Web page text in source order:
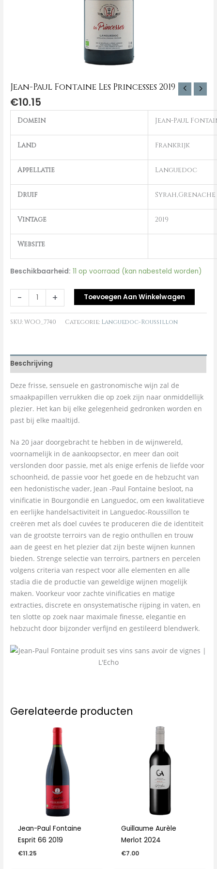
Jean-Paul Fontaine Les Princesses 2019
€10.15
Domein Jean-Paul
Land Frankrijk
Appellatie Languedoc
Druif Syrah,Grenache
Vintage 2019
Website
Beschikbaarheid: 11 op voorraad (kan nabesteld worden)
- + Toevoegen Aan Winkelwagen
SKU:WOO_7740 Categorie: Languedoc-Roussillon
Beschrijving
Deze frisse, sensuele en gastronomische wijn zal de
smaakpapillen verrukken die op zoek zijn naar onmiddellijk
plezier. Het kan bij elke gelegenheid gedronken worden en
past bij elke maaltijd.
Na 20 jaar doorgebracht te hebben in de wijnwereld,
voornamelijk in de aankoopsector, en meer dan ooit
verslonden door passie, met als enige erfenis de liefde voor
schoonheid, de passie voor het goede en de hebzucht van
een hedonistische vader, Jean -Paul Fontaine besloot, na
vinificatie in Bourgondië en Languedoc, om een ​​kwalitatieve
en eerlijke handelsactiviteit in Languedoc-Roussillon te
creëren met als doel cuvées te produceren die de identiteit
van de grootste terroirs van de regio onthullen en trouw
aan de geest en het plezier dat zijn beste wijnen kunnen
bieden. Strenge selectie van terroirs, partners en percelen
volgens criteria van respect voor alle elementen en alle
stadia die de productie van geweldige wijnen mogelijk
maken. Voorkeur voor zachte vinificaties en matige
extracties, discrete en onsystematische rijping in vaten, en
ten slotte op zoek naar maximale finesse, elegantie en
hebzucht door bijzonder verfijnd en gestileerd blendwerk.
Gerelateerde producten
Jean-Paul Fontaine
Esprit 66 2019
€11.25
Guillaume Aurèle
Merlot 2024
€7.00